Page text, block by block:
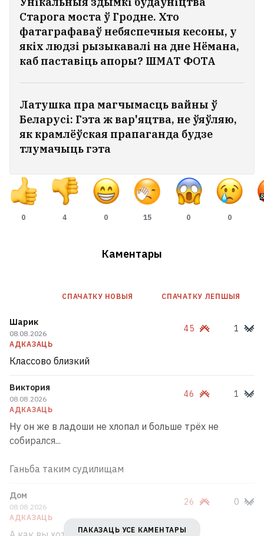
Старога моста ў Гродне. Хто
фатаграфаваў небяспечныя кесоны, у
якіх людзі рызыкавалі на дне Нёмана,
каб паставіць апоры? ШМАТ ФОТА
Латушка пра магчымасць вайны ў
Беларусі: Гэта ж вар'яцтва, не ўяўляю,
як крамлёўская прапаганда будзе
тлумачыць гэта
0 4 0 15 0 0
Каментары
СПАЧАТКУ НОВЫЯ СПАЧАТКУ ЛЕПШЫЯ
Шарик
08.08.2026
АДКАЗАЦЬ
45 1
Классово близкий
Виктория
08.08.2026
АДКАЗАЦЬ
46 1
Ну он же в ладоши не хлопал и больше трёх не
собирался...
Ганьба таким судилищам
Дом
08.08.2026
АДКАЗАЦЬ
26 0
ПАКАЗАЦЬ УСЕ КАМЕНТАРЫ